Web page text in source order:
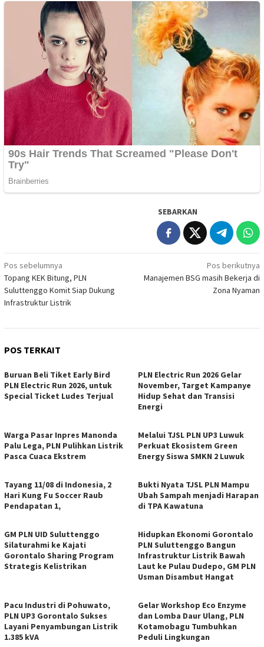
SEBARKAN
Navigasi
pos
Pos sebelumnya
Topang KEK Bitung, PLN
Suluttenggo Komit Siap Dukung
Infrastruktur Listrik
Pos berikutnya
Manajemen BSG masih Bekerja di
Zona Nyaman
POS TERKAIT
Buruan Beli Tiket Early Bird
PLN Electric Run 2026, untuk
Special Ticket Ludes Terjual
PLN Electric Run 2026 Gelar
November, Target Kampanye
Hidup Sehat dan Transisi
Energi
Warga Pasar Inpres Manonda
Palu Lega, PLN Pulihkan Listrik
Pasca Cuaca Ekstrem
Melalui TJSL PLN UP3 Luwuk
Perkuat Ekosistem Green
Energy Siswa SMKN 2 Luwuk
Tayang 11/08 di Indonesia, 2
Hari Kung Fu Soccer Raub
Pendapatan 1,
Bukti Nyata TJSL PLN Mampu
Ubah Sampah menjadi Harapan
di TPA Kawatuna
GM PLN UID Suluttenggo
Silaturahmi ke Kajati
Gorontalo Sharing Program
Strategis Kelistrikan
Hidupkan Ekonomi Gorontalo
PLN Suluttenggo Bangun
Infrastruktur Listrik Bawah
Laut ke Pulau Dudepo, GM PLN
Usman Disambut Hangat
Pacu Industri di Pohuwato,
PLN UP3 Gorontalo Sukses
Layani Penyambungan Listrik
1.385 kVA
Gelar Workshop Eco Enzyme
dan Lomba Daur Ulang, PLN
Kotamobagu Tumbuhkan
Peduli Lingkungan